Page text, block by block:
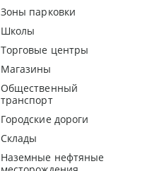
Зоны парковки
Школы
Торговые центры
Магазины
Общественный
транспорт
Городские дороги
Склады
Наземные нефтяные